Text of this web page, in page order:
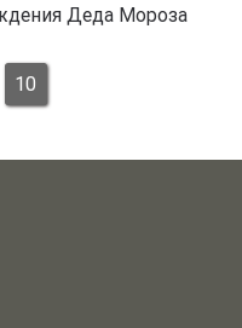
Деда Мороза
10